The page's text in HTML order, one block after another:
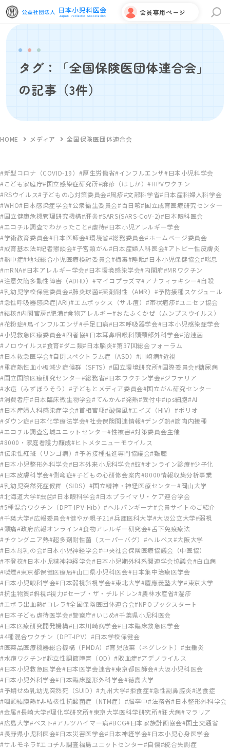
会員専用ページ
タグ：「全国保険医団体連合会」
の記事 （3件）
HOME メディア 全国保険医団体連合会
新型コロナ（COVID-19） 厚生労働省 インフルエンザ 日本小児科学会
こども家庭庁 国立感染症研究所 麻疹（はしか） HPVワクチン
RSウイルス 子どもの心対策委員会 風疹 文部科学省 日本産科婦人科学会
WHO 日本感染症学会 公衆衛生委員会 百日咳 国立成育医療研究センタ―
国立健康危機管理研究機構 肝炎 SARS(SARS-CoV-2)
日本眼科医会
エコチル調査でわかったこと 虐待 日本小児アレルギー学会
学術教育委員会 日本医師会 環境省 総務委員会 ホームページ委員会
成育基本法 記者懇談会 子宮頸がん 日本産婦人科医会 アトピー性皮膚炎
熱中症 地域総合小児医療検討委員会 梅毒 睡眠 日本小児保健協会 喘息
mRNA 日本アレルギー学会 日本環境感染学会 内閣府 MRワクチン
注意欠陥多動性障害（ADHD）
マイコプラズマ アナフィラキシー
自殺
乳幼児学校保健委員会 肺炎球菌 薬剤耐性（AMR）
予防接種スケジュール
急性呼吸器感染症(ARI) エムポックス（サル痘） 帯状疱疹 ユニセフ協会
結核 内閣官房 肥満 食物アレルギー おたふくかぜ（ムンプスウイルス）
花粉症 鳥インフルエンザ 手足口病 日本呼吸器学会 日本小児感染症学会
小児救急医療委員会 四者協 日本耳鼻咽喉科頭頚部外科学会 溶連菌
ノロウイルス 食育 ダニ類 日本脳炎 第37回総会フォーラム
日本救急医学会 自閉スペクトラム症（ASD） 川崎病 近視
重症熱性血小板減少症候群（SFTS） 国立環境研究所 国際委員会 糖尿病
国立国際医療研究センター 総務省 日本ワクチン学会 ジフテリア
水痘（みずぼうそう）
子どもとメディア委員会 国立がん研究センター
消費者庁 日本臨床微生物学会 てんかん 発熱 受付中 ips細胞 AI
日本産婦人科感染症学会 首相官邸 破傷風 エイズ（HIV） ポリオ
ダウン症 日本化学療法学会 社会保険関連情報 デング熱 筋肉内接種
エコチル調査宮城ユニットセンター 性被害 対策委員会主催
8000・家庭看護力醸成 ヒトメタニューモウイルス
伝染性紅斑（リンゴ病） 予防接種推進専門協議会 難聴
日本小児整形外科学会 日本外来小児科学会 蚊 オンライン診療 少子化
日本皮膚科学会 側弯症 子どもの心研修会案内 8000情報収集分析事業
乳幼児突然死症候群（SIDS）
国立精神・神経医療センター 岡山大学
北海道大学 虫歯 日本眼科学会 日本プライマリ・ケア連合学会
5種混合ワクチン（DPT-IPV-Hib） ヘルパンギーナ 会員サイトのご紹介
千葉大学 広報委員会 健やか親子21 兵庫医科大学 大阪公立大学 弱視
頭痛 政府広報オンライン 食物アレルギー研究会 舌下免疫療法
チクングニア熱 超多剤耐性菌（スーパーバグ） ヘルペス
大阪大学
日本母乳の会 日本小児神経学会 中央社会保険医療協議会（中医協）
不登校 日本小児精神神経学会 日本小児期外科系関連学会協議会 白血病
喫煙 東京都保健医療局 山口県小児科医会 日本集中治療医学会
日本小児眼科学会 日本弱視斜視学会 東北大学 慶應義塾大学 東京大学
抗生物質 斜視 視力 セーブ・ザ・チルドレン 農林水産省 湿疹
エボラ出血熱 コレラ 全国保険医団体連合会 NPOブックスタート
日本子ども虐待医学会 警察庁 いじめ 千葉県小児科医会
日本医療研究開発機構 日本川崎病学会 日本臨床救急医学会
4種混合ワクチン（DPT-IPV）
日本学校保健会
医薬品医療機器総合機構（PMDA）
育児放棄（ネグレクト） 虫垂炎
水痘ワクチン 起立性調節障害（OD） 敗血症 アデノウイルス
日本小児救急医学会 日本医学会連合 東京都医師会 大阪小児科医会
日本小児外科学会 日本臨床整形外科学会 徳島大学
予期せぬ乳幼児突然死（SUID） 九州大学 拒食症 急性副鼻腔炎 過食症
咽頭結膜熱 非結核性抗酸菌症（NTM症） 脳卒中 法務省 日本整形外科学会
金属 長崎大学 理化学研究所 東京大学医科学研究所 狂犬病 マラリア
広島大学 ペスト アルツハイマー病 BCG 日本家族計画協会 国土交通省
長野県小児科医会 日本災害医学会 日本神経学会 日本小児心身医学会
サルモネラ エコチル調査福島ユニットセンター 自傷 統合失調症